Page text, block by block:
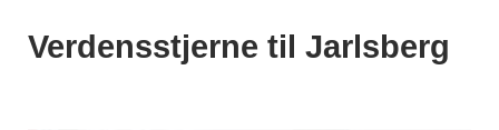
Verdensstjerne til Jarlsberg